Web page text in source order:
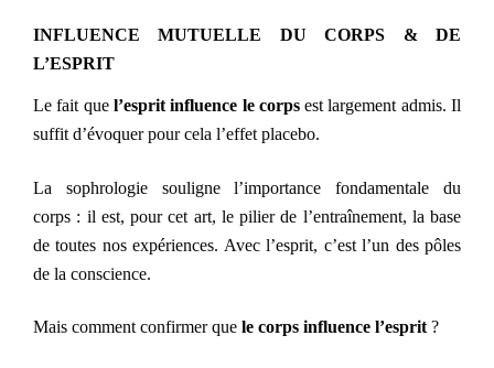
INFLUENCE MUTUELLE DU CORPS & DE
L’ESPRIT
Le fait que l’esprit influence le corpsest largement admis. Il
suffit d’évoquer pour cela l’effet placebo.
La sophrologie souligne l’importance fondamentale du
corps : il est, pour cet art, le pilier de l’entraînement, la base
de toutes nos expériences. Avec l’esprit, c’est l’un des pôles
de la conscience.
Mais comment confirmer que le corps influence l’esprit ?